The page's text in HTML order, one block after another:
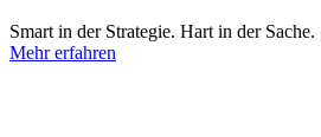
Smart in der Strategie. Hart in der Sache.
Mehr erfahren